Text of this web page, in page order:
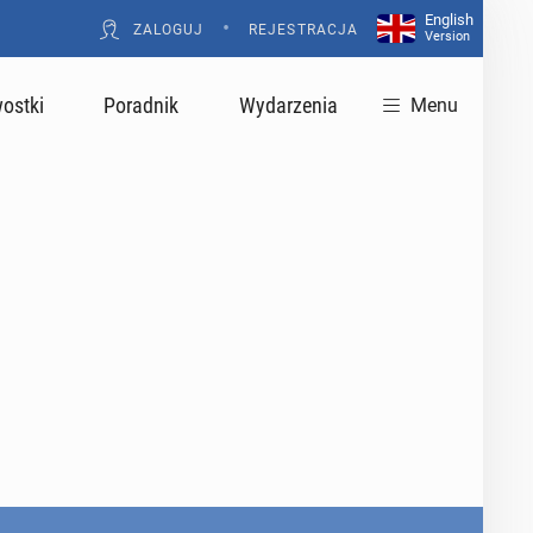
ZALOGUJ • REJESTRACJA
English
Version
Poradnik Wydarzenia Menu